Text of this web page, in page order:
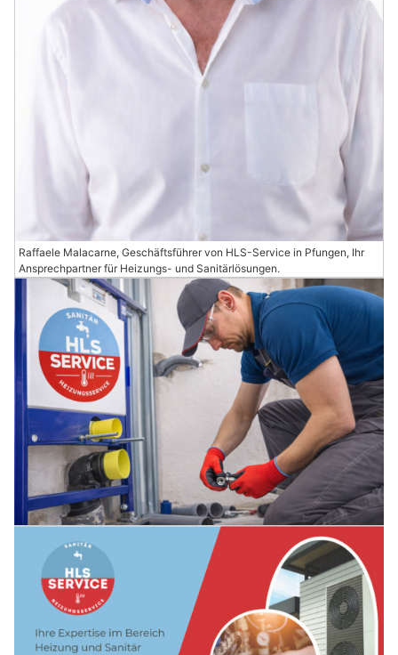
Raffaele Malacarne, Geschäftsführer von HLS-Service in Pfungen, Ihr
Ansprechpartner für Heizungs- und Sanitärlösungen.